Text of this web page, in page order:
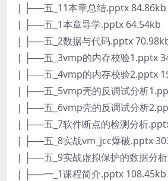
| ├──五_11本章总结.pptx 84.86kb
| ├──五_1本章导学.pptx 64.54kb
| ├──五_2数据与代码.pptx
| ├──五_3vmp的内存校验1.pptx
| ├──五_4vmp的内存校验2.pptx
| ├──五_5vmp壳的反调试分析
| ├──五_6vmp壳的反调试分析
| ├──五_7软件断点的检测分析
| ├──五_8实战vm_jcc爆破.pptx
| ├──五_9实战虚拟保护的数据分
| ├──一_1课程简介.pptx 108.45kb